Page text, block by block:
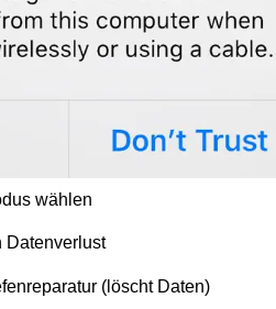
wählen
Datenverlust
(löscht Daten)